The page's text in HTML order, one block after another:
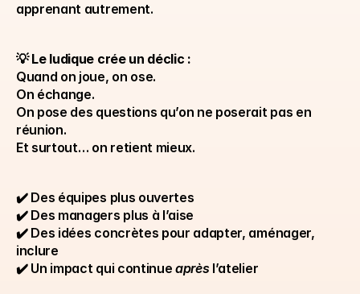
apprenant autrement.
💡 Le ludique crée un déclic :
Quand on joue, on ose.
On échange.
On pose des questions qu’on ne poserait pas en
réunion.
Et surtout… on retient mieux.
✔️ Des équipes plus ouvertes
✔️ Des managers plus à l’aise
✔️ Des idées concrètes pour adapter, aménager,
inclure
✔️ Un impact qui continue après l’atelier